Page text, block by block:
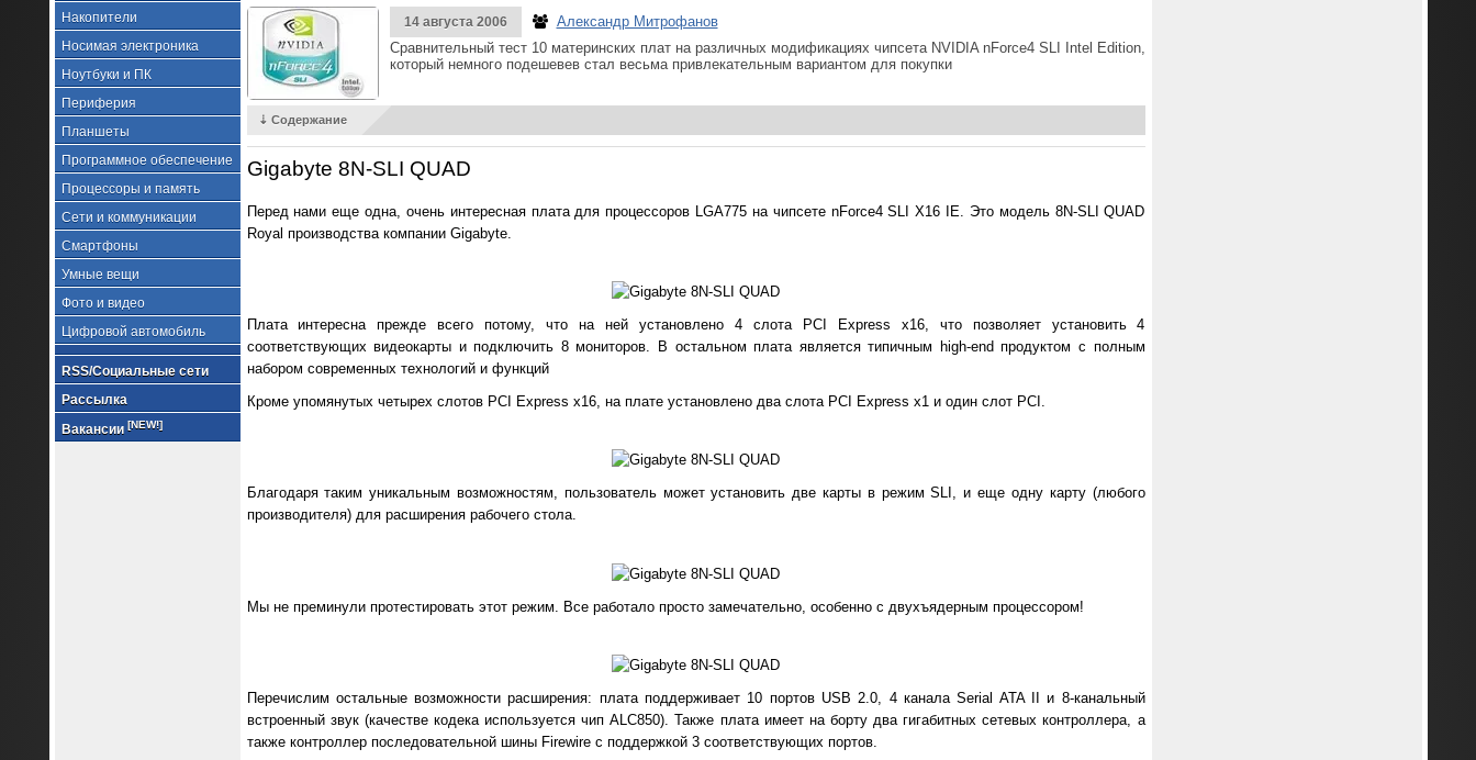
Накопители
Носимая электроника
Ноутбуки и ПК
Периферия
Планшеты
Программное обеспечение
Процессоры и память
Сети и коммуникации
Смартфоны
Умные вещи
Фото и видео
Цифровой автомобиль
RSS/Социальные сети
Рассылка
Вакансии [NEW!]
14 августа 2006
Александр Митрофанов
Сравнительный тест 10 материнских плат на различных модификациях чипсета NVIDIA nForce4 SLI Intel Edition,
который немного подешевев стал весьма привлекательным вариантом для покупки
⇣ Содержание
Gigabyte 8N-SLI QUAD
Перед нами еще одна, очень интересная плата для процессоров LGA775 на чипсете nForce4 SLI X16 IE. Это модель 8N-SLI QUAD
Royal производства компании Gigabyte.
Плата интересна прежде всего потому, что на ней установлено 4 слота PCI Express x16, что позволяет установить 4
соответствующих видеокарты и подключить 8 мониторов. В остальном плата является типичным high-end продуктом с полным
набором современных технологий и функций
Кроме упомянутых четырех слотов PCI Express x16, на плате установлено два слота PCI Express x1 и один слот PCI.
Благодаря таким уникальным возможностям, пользователь может установить две карты в режим SLI, и еще одну карту (любого
производителя) для расширения рабочего стола.
Мы не преминули протестировать этот режим. Все работало просто замечательно, особенно с двухъядерным процессором!
Перечислим остальные возможности расширения: плата поддерживает 10 портов USB 2.0, 4 канала Serial ATA II и 8-канальный
встроенный звук (качестве кодека используется чип ALC850). Также плата имеет на борту два гигабитных сетевых контроллера, а
также контроллер последовательной шины Firewire c поддержкой 3 соответствующих портов.